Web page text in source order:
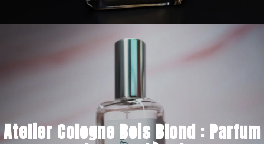
Atelier Cologne Bois Blond : Parfum